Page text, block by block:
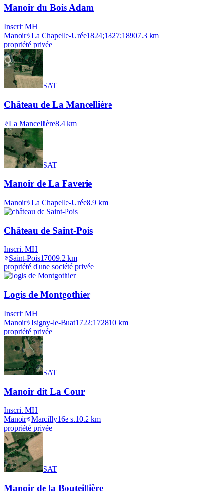
Manoir du Bois Adam
Inscrit MH
Manoir La Chapelle-Urée1824;1827;18907.3 km
propriété privée
SAT
Château de La Mancellière
La Mancellière8.4 km
SAT
Manoir de La Faverie
Manoir La Chapelle-Urée8.9 km
Château de Saint-Pois
Inscrit MH
Saint-Pois17009.2 km
propriété d'une société privée
Logis de Montgothier
Inscrit MH
Manoir Isigny-le-Buat1722;172810 km
propriété privée
SAT
Manoir dit La Cour
Inscrit MH
Manoir Marcilly16e s.10.2 km
propriété privée
SAT
Manoir de la Bouteillière